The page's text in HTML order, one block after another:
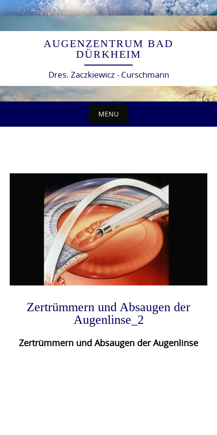
Skip
to
content
AUGENZENTRUM BAD
DÜRKHEIM
Dres. Zaczkiewicz - Curschmann
MENU
Zertrümmern und Absaugen der
Augenlinse_2
Zertrümmern und Absaugen der Augenlinse